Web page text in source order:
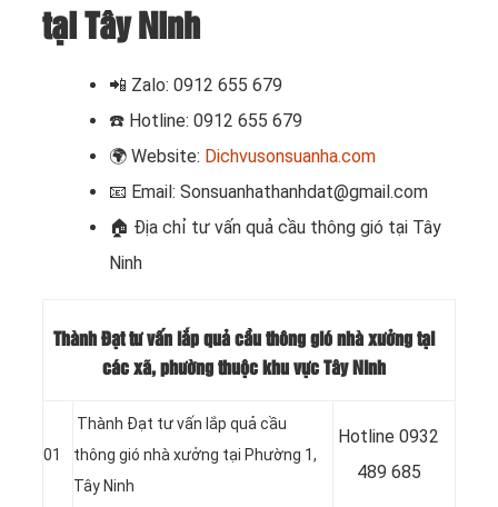
tại Tây Ninh
📲 Zalo: 0912 655 679
☎️ Hotline: 0912 655 679
🌍 Website: Dichvusonsuanha.com
📧 Email: Sonsuanhathanhdat@gmail.com
🏠 Địa chỉ tư vấn quả cầu thông gió tại Tây
Ninh
Thành Đạt tư vấn lắp quả cầu thông gió nhà xưởng tại
các xã, phường thuộc khu vực Tây Ninh
01
Thành Đạt tư vấn lắp quả cầu
thông gió nhà xưởng tại Phường 1,
Tây Ninh
Hotline 0932
489 685